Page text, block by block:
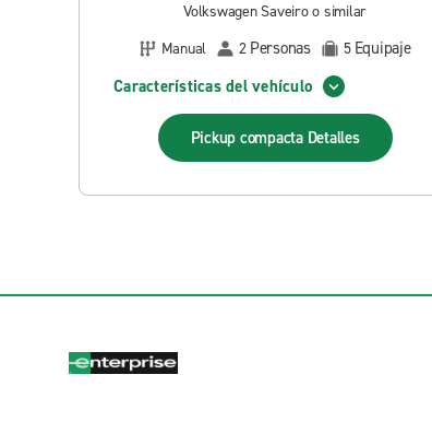
Volkswagen Saveiro o similar
Manual
2 Personas 5 Equipaje
Características del vehículo
Pickup compacta Detalles